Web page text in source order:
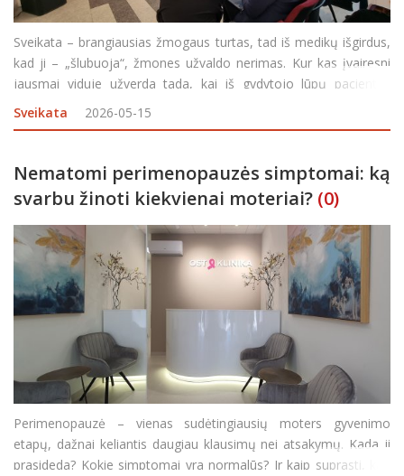
Sveikata – brangiausias žmogaus turtas, tad iš medikų išgirdus,
kad ji – „šlubuoja“, žmones užvaldo nerimas. Kur kas įvairesni
jausmai viduje užverda tada, kai iš gydytojo lūpų pacientas
išgirsta vieną baisiausių šio amžiaus diagnozių
Sveikata 2026-05-15
Nematomi perimenopauzės simptomai: ką
svarbu žinoti kiekvienai moteriai? (0)
Perimenopauzė – vienas sudėtingiausių moters gyvenimo
etapų, dažnai keliantis daugiau klausimų nei atsakymų. Kada ji
prasideda? Kokie simptomai yra normalūs? Ir kaip suprasti, kad